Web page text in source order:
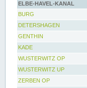
ELBE-HAVEL-KANAL
BURG
DETERSHAGEN
GENTHIN
KADE
WUSTERWITZ OP
WUSTERWITZ UP
ZERBEN OP